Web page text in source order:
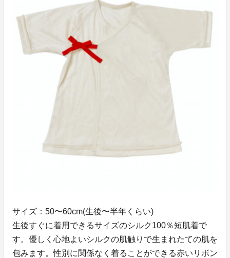
サイズ：50〜60cm(生後〜半年くらい)
生後すぐに着用できるサイズのシルク100％短肌着で
す。優しく心地よいシルクの肌触りで生まれたての肌を
包みます。性別に関係なく着ることができる赤いリボン